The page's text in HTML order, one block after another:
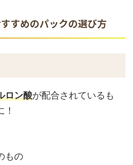
すめのパックの選び方
ロン酸が配合されているも
もの